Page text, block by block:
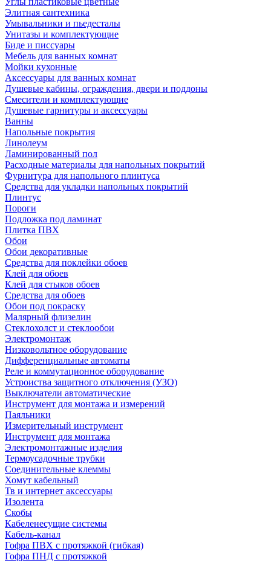
Элитная сантехника
Умывальники и пьедесталы
Унитазы и комплектующие
Биде и писсуары
Мебель для ванных комнат
Мойки кухонные
Аксессуары для ванных комнат
Душевые кабины, ограждения, двери и поддоны
Смесители и комплектующие
Душевые гарнитуры и аксессуары
Ванны
Напольные покрытия
Линолеум
Ламинированный пол
Расходные материалы для напольных покрытий
Фурнитура для напольного плинтуса
Средства для укладки напольных покрытий
Плинтус
Пороги
Подложка под ламинат
Плитка ПВХ
Обои
Обои декоративные
Средства для поклейки обоев
Клей для обоев
Клей для стыков обоев
Средства для обоев
Обои под покраску
Малярный флизелин
Стеклохолст и стеклообои
Электромонтаж
Низковольтное оборудование
Дифференциальные автоматы
Реле и коммутационное оборудование
Устроиства защитного отключения (УЗО)
Выключатели автоматические
Инструмент для монтажа и измерений
Паяльники
Измерительный инструмент
Инструмент для монтажа
Электромонтажные изделия
Термоусадочные трубки
Соединительные клеммы
Хомут кабельный
Тв и интернет аксессуары
Изолента
Скобы
Кабеленесущие системы
Кабель-канал
Гофра ПВХ с протяжкой (гибкая)
Гофра ПНД с протяжкой